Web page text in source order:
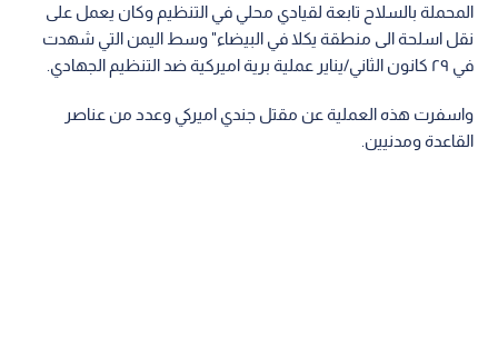
المحملة بالسلاح تابعة لقيادي محلي في التنظيم وكان يعمل على
نقل اسلحة الى منطقة يكلا في البيضاء" وسط اليمن التي شهدت
في ٢٩ كانون الثاني/يناير عملية برية اميركية ضد التنظيم الجهادي.
واسفرت هذه العملية عن مقتل جندي اميركي وعدد من عناصر
القاعدة ومدنيين.